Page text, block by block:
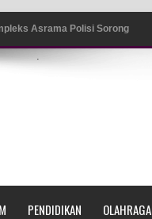
Asrama Polisi Sorong
di Ujung Barat Papua
Sumatera
.
PENDIDIKAN OLAHRAGA